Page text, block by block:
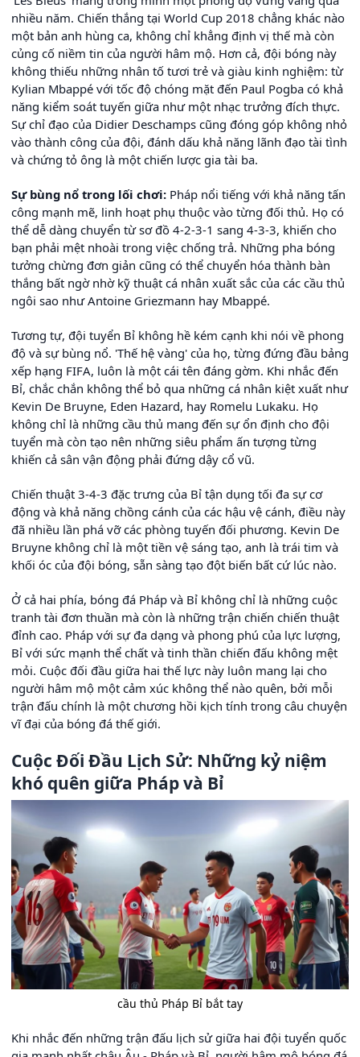
nhiều năm. Chiến thắng tại World Cup 2018 chẳng khác nào
một bản anh hùng ca, không chỉ khẳng định vị thế mà còn
củng cố niềm tin của người hâm mộ. Hơn cả, đội bóng này
không thiếu những nhân tố tươi trẻ và giàu kinh nghiệm: từ
Kylian Mbappé với tốc độ chóng mặt đến Paul Pogba có khả
năng kiểm soát tuyến giữa như một nhạc trưởng đích thực.
Sự chỉ đạo của Didier Deschamps cũng đóng góp không nhỏ
vào thành công của đội, đánh dấu khả năng lãnh đạo tài tình
và chứng tỏ ông là một chiến lược gia tài ba.
Sự bùng nổ trong lối chơi: Pháp nổi tiếng với khả năng tấn
công mạnh mẽ, linh hoạt phụ thuộc vào từng đối thủ. Họ có
thể dễ dàng chuyển từ sơ đồ 4-2-3-1 sang 4-3-3, khiến cho
bạn phải mệt nhoài trong việc chống trả. Những pha bóng
tưởng chừng đơn giản cũng có thể chuyển hóa thành bàn
thắng bất ngờ nhờ kỹ thuật cá nhân xuất sắc của các cầu thủ
ngôi sao như Antoine Griezmann hay Mbappé.
Tương tự, đội tuyển Bỉ không hề kém cạnh khi nói về phong
độ và sự bùng nổ. 'Thế hệ vàng' của họ, từng đứng đầu bảng
xếp hạng FIFA, luôn là một cái tên đáng gờm. Khi nhắc đến
Bỉ, chắc chắn không thể bỏ qua những cá nhân kiệt xuất như
Kevin De Bruyne, Eden Hazard, hay Romelu Lukaku. Họ
không chỉ là những cầu thủ mang đến sự ổn định cho đội
tuyển mà còn tạo nên những siêu phẩm ấn tượng từng
khiến cả sân vận động phải đứng dậy cổ vũ.
Chiến thuật 3-4-3 đặc trưng của Bỉ tận dụng tối đa sự cơ
động và khả năng chồng cánh của các hậu vệ cánh, điều này
đã nhiều lần phá vỡ các phòng tuyến đối phương. Kevin De
Bruyne không chỉ là một tiền vệ sáng tạo, anh là trái tim và
khối óc của đội bóng, sẵn sàng tạo đột biến bất cứ lúc nào.
Ở cả hai phía, bóng đá Pháp và Bỉ không chỉ là những cuộc
tranh tài đơn thuần mà còn là những trận chiến chiến thuật
đỉnh cao. Pháp với sự đa dạng và phong phú của lực lượng,
Bỉ với sức mạnh thể chất và tinh thần chiến đấu không mệt
mỏi. Cuộc đối đầu giữa hai thế lực này luôn mang lại cho
người hâm mộ một cảm xúc không thể nào quên, bởi mỗi
trận đấu chính là một chương hồi kịch tính trong câu chuyện
vĩ đại của bóng đá thế giới.
Cuộc Đối Đầu Lịch Sử: Những kỷ niệm
khó quên giữa Pháp và Bỉ
cầu thủ Pháp Bỉ bắt tay
Khi nhắc đến những trận đấu lịch sử giữa hai đội tuyển quốc